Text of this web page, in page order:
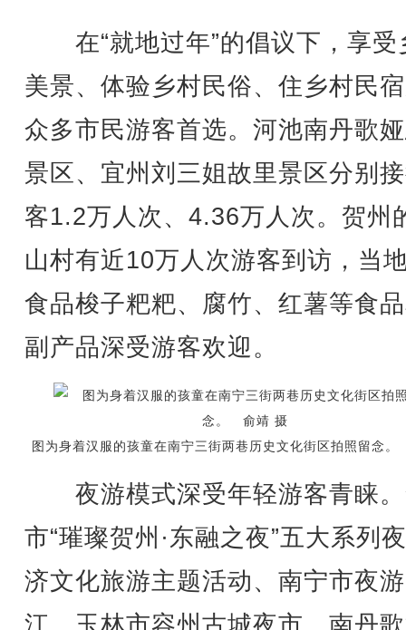
在“就地过年”的倡议下，享受
美景、体验乡村民俗、住乡村民
众多市民游客首选。河池南丹歌
景区、宜州刘三姐故里景区分别
客1.2万人次、4.36万人次。贺州
山村有近10万人次游客到访，当
食品梭子粑粑、腐竹、红薯等食
副产品深受游客欢迎。
图为身着汉服的孩童在南宁三街两巷历史文化街区拍照留念
夜游模式深受年轻游客青睐
市“璀璨贺州·东融之夜”五大系列
济文化旅游主题活动、南宁市夜
江、玉林市容州古城夜市、南丹